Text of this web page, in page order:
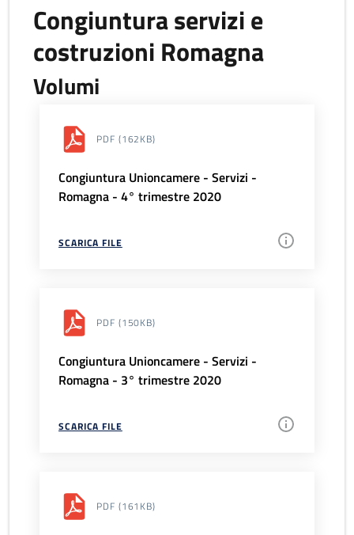
Congiuntura servizi e
costruzioni Romagna
Volumi
PDF (162KB)
Congiuntura Unioncamere - Servizi -
Romagna - 4° trimestre 2020
SCARICA FILE
PDF (150KB)
Congiuntura Unioncamere - Servizi -
Romagna - 3° trimestre 2020
SCARICA FILE
PDF (161KB)